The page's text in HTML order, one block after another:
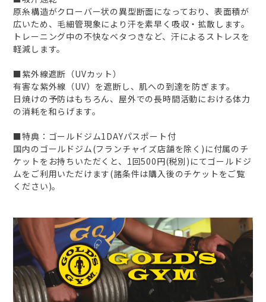
原糸構造がクローバー状の異型断面になっており、表面積が
広いため、毛細管現象により汗を素早く吸収・拡散します。
トレーニング中の不快なベタつきなど、汗によるストレスを
軽減します。
■紫外線遮断（UVカット）
有害な紫外線（UV）を遮断し、肌への到達を防ぎます。
日焼けの予防はもちろん、屋外での長時間活動における体力
の消耗を和らげます。
■特典：ゴールドジム1DAYパスポート付
国内のゴールドジム(フランチャイズ店舗を除く)に付属のチ
ケットをお持ちいただくと、1回500円(税別)にてゴールドジ
ムをご利用いただけます(諸条件は購入後のチケットをご覧
ください)。